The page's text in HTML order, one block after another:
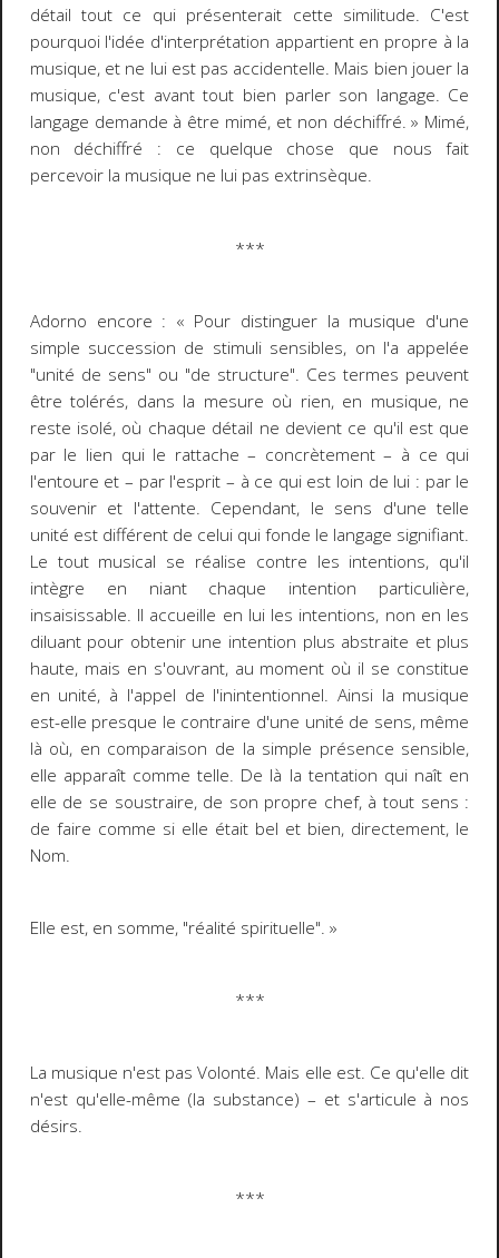
détail tout ce qui présenterait cette similitude. C'est
pourquoi l'idée d'interprétation appartient en propre à la
musique, et ne lui est pas accidentelle. Mais bien jouer la
musique, c'est avant tout bien parler son langage. Ce
langage demande à être mimé, et non déchiffré. » Mimé,
non déchiffré : ce quelque chose que nous fait
percevoir la musique ne lui pas extrinsèque.
***
Adorno encore : « Pour distinguer la musique d'une
simple succession de stimuli sensibles, on l'a appelée
"unité de sens" ou "de structure". Ces termes peuvent
être tolérés, dans la mesure où rien, en musique, ne
reste isolé, où chaque détail ne devient ce qu'il est que
par le lien qui le rattache– concrètement– à ce qui
l'entoure et– par l'esprit – à ce qui est loin de lui : par le
souvenir et l'attente. Cependant, le sens d'une telle
unité est différent de celui qui fonde le langage signifiant.
Le tout musical se réalise contre les intentions, qu'il
intègre en niant chaque intention particulière,
insaisissable. Il accueille en lui les intentions, non en les
diluant pour obtenir une intention plus abstraite et plus
haute, mais en s'ouvrant, au moment où il se constitue
en unité, à l'appel de l'inintentionnel. Ainsi la musique
est-elle presque le contraire d'une unité de sens, même
là où, en comparaison de la simple présence sensible,
elle apparaît comme telle. De là la tentation qui naît en
elle de se soustraire, de son propre chef, à tout sens :
de faire comme si elle était bel et bien, directement, le
Nom.
Elle est, en somme, "réalité spirituelle". »
***
La musique n'est pas Volonté. Mais elle est. Ce qu'elle dit
n'est qu'elle-même (la substance) – et s'articule à nos
désirs.
***